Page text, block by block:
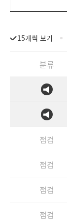
15개씩 보기
분류
점검
점검
점검
점검